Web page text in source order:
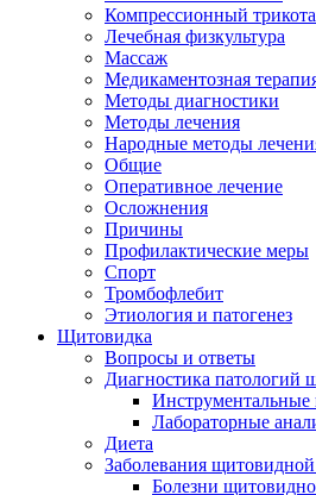
Компрессионный
Лечебная физкультура
Массаж
Медикаментозная
Методы диагностики
Методы лечения
Народные методы
Общие
Оперативное лечение
Осложнения
Причины
Профилактические меры
Спорт
Тромбофлебит
Этиология и патогенез
Щитовидка
Вопросы и ответы
Диагностика патологий
Инструментальные
Лабораторные
Диета
Заболевания
Болезни